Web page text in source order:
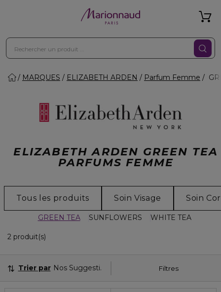
MARQUES ELIZABETH ARDEN Parfum Femme
ELIZABETH ARDEN GREEN TEA
PARFUMS FEMME
Tous les produits Soin Visage Soin
GREEN TEA SUNFLOWERS WHITE TEA
2 produit(s)
Filtres
Trier par Nos Suggestions